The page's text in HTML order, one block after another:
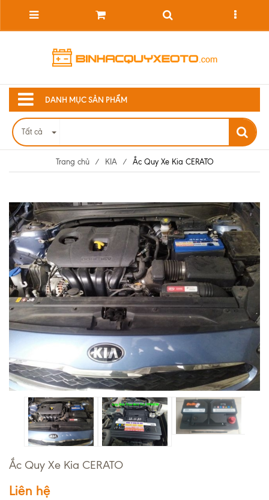
DANH MỤC SẢN PHẨM
Tất cả
Trang chủ / KIA / Ắc Quy Xe Kia CERATO
Ắc Quy Xe Kia CERATO
Liên hệ